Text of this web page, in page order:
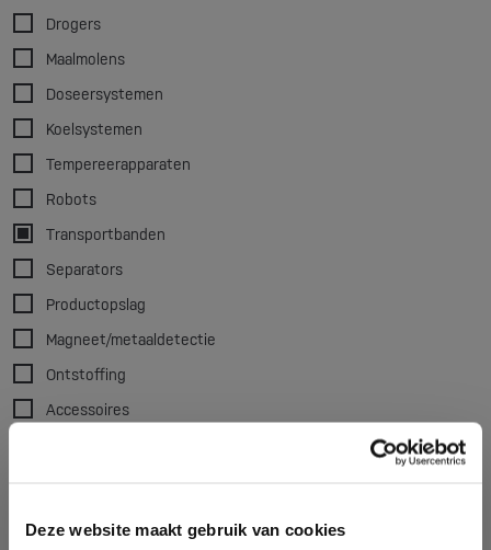
Deze website maakt gebruik van cookies
Drogers
Maalmolens
Doseersystemen
Koelsystemen
Tempereerapparaten
Robots
Transportbanden
Separators
Productopslag
Magneet/metaaldetectie
Ontstoffing
Accessoires
Alfarobot